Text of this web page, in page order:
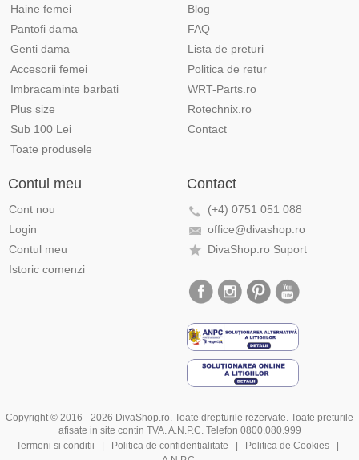
Haine femei
Pantofi dama
Genti dama
Accesorii femei
Imbracaminte barbati
Plus size
Sub 100 Lei
Toate produsele
Blog
FAQ
Lista de preturi
Politica de retur
WRT-Parts.ro
Rotechnix.ro
Contact
Contul meu
Cont nou
Login
Contul meu
Istoric comenzi
Contact
(+4) 0751 051 088
office@divashop.ro
DivaShop.ro Suport
Copyright © 2016 - 2026 DivaShop.ro. Toate drepturile rezervate. Toate preturile
afisate in site contin TVA. A.N.P.C. Telefon 0800.080.999
Termeni si conditii
Politica de confidentialitate Politica de Cookies